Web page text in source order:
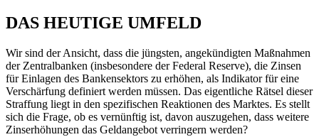
DAS HEUTIGE UMFELD
Wir sind der Ansicht, dass die jüngsten, angekündigten Maßnahmen
der Zentralbanken (insbesondere der Federal Reserve), die Zinsen
für Einlagen des Bankensektors zu erhöhen, als Indikator für eine
Verschärfung definiert werden müssen. Das eigentliche Rätsel dieser
Straffung liegt in den spezifischen Reaktionen des Marktes. Es stellt
sich die Frage, ob es vernünftig ist, davon auszugehen, dass weitere
Zinserhöhungen das Geldangebot verringern werden?